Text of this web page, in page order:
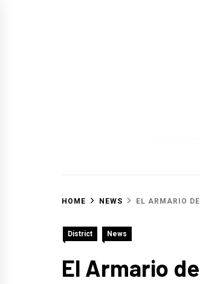
HOME NEWS EL ARMARIO
District News
El Armario